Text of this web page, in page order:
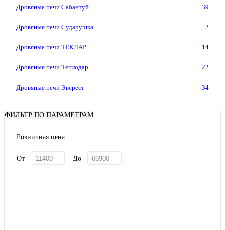
Дровяные печи Сабантуй 39
Дровяные печи Сударушка 2
Дровяные печи ТЕКЛАР 14
Дровяные печи Теплодар 22
Дровяные печи Эверест 34
ФИЛЬТР ПО ПАРАМЕТРАМ
Розничная цена
От До